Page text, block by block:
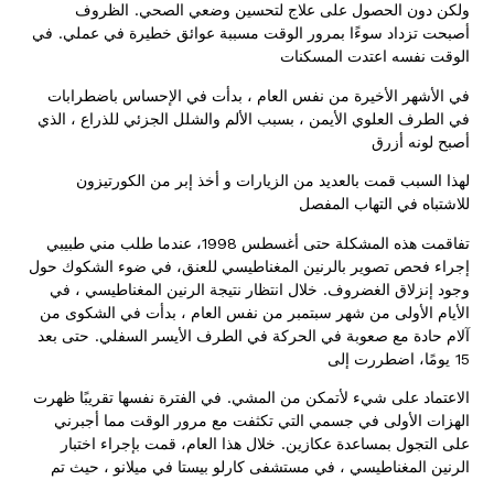
ولكن دون الحصول على علاج لتحسين وضعي الصحي.
الظروف
أصبحت تزداد سوءًا بمرور الوقت مسببة عوائق خطيرة في عملي. في
الوقت نفسه اعتدت المسكنات
في الأشهر الأخيرة من نفس العام ، بدأت في الإحساس باضطرابات
في الطرف العلوي الأيمن ، بسبب الألم والشلل الجزئي للذراع ، الذي
أصبح لونه أزرق
لهذا السبب قمت بالعديد من الزيارات و أخذ إبر من الكورتيزون
للاشتباه في التهاب المفصل
تفاقمت هذه المشكلة حتى أغسطس 1998، عندما طلب مني طبيبي
إجراء فحص تصوير بالرنين المغناطيسي للعنق، في ضوء الشكوك حول
وجود إنزلاق الغضروف. خلال انتظار نتيجة الرنين المغناطيسي ، في
الأيام الأولى من شهر سبتمبر من نفس العام ، بدأت في الشكوى من
آلام حادة مع صعوبة في الحركة في الطرف الأيسر السفلي. حتى بعد
15 يومًا، اضطررت إلى
الاعتماد على شيء لأتمكن من المشي. في الفترة نفسها تقريبًا ظهرت
الهزات الأولى في جسمي التي تكثفت مع مرور الوقت مما أجبرني
على التجول بمساعدة عكازين. خلال هذا العام، قمت بإجراء اختبار
الرنين المغناطيسي ، في مستشفى كارلو بيستا في ميلانو ، حيث تم